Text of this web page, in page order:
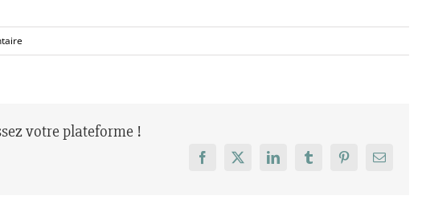
votre plateforme !
Facebook
X LinkedInTumblrPinterestEmail